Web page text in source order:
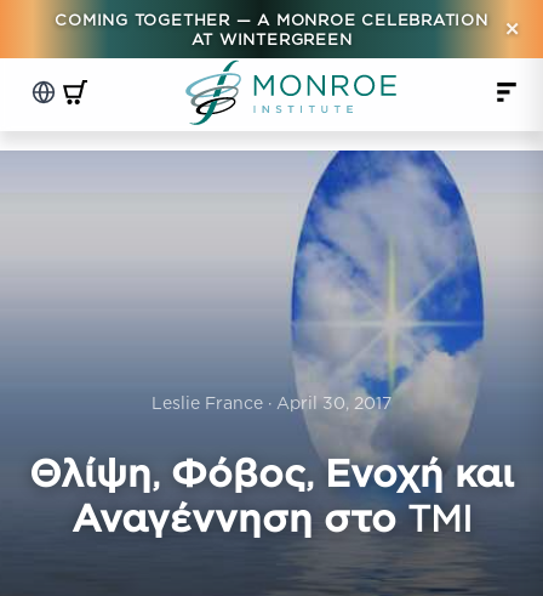
COMING TOGETHER — A MONROE CELEBRATION
AT WINTERGREEN
×
Leslie France · April 30, 2017
Θλίψη, Φόβος, Ενοχή και
Αναγέννηση στο TMI